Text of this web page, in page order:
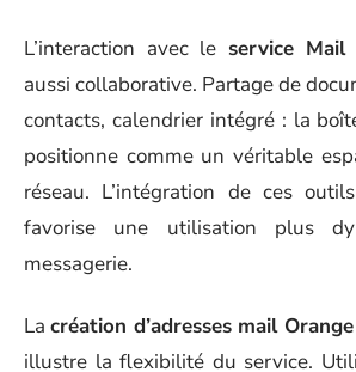
L’interaction avec le service Mail
aussi collaborative. Partage de
contacts, calendrier intégré : la
positionne comme un véritable
réseau. L’intégration de ces
favorise une utilisation plus
messagerie.
Lacréation d’adresses mail Orange
illustre la flexibilité du service.